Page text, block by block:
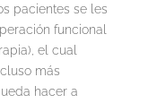
pacientes se les
funcional
el cual
más
hacer a